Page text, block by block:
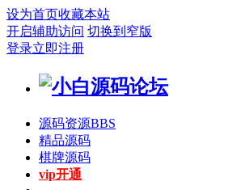
设为首页收藏本站
开启辅助访问 切换到窄版
登录立即注册
源码资源BBS
精品源码
棋牌源码
vip开通